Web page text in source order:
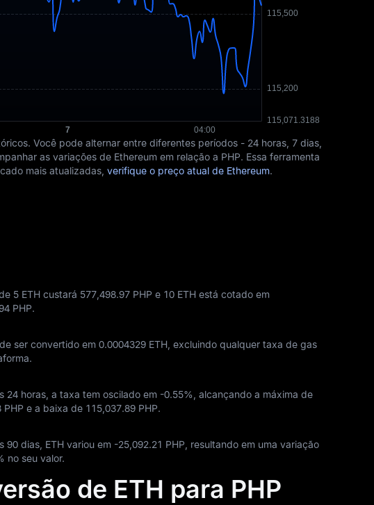
Você pode alternar entre diferentes períodos - 24 horas, 7 dias,
as variações de Ethereum em relação a PHP. Essa ferramenta
mais atualizadas, verifique o preço atual de Ethereum.
5 ETH custará 577,498.97 PHP e 10 ETH está cotado em
PHP.
ser convertido em 0.0004329 ETH , excluindo qualquer taxa de gas
24 horas, a taxa tem oscilado em -0.55% , alcançando a máxima de
PHP e a baixa de 115,037.89 PHP.
90 dias, ETH variou em -25,092.21 PHP , resultando em uma variação
no seu valor.
de ETH para PHP